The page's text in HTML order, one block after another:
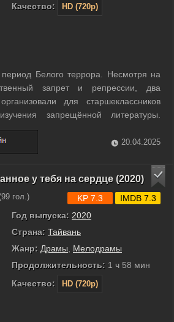
Качество:
HD (720p)
Белого террора. Несмотря на
запрет и репрессии, два
для старшеклассников
запрещённой литературы.
это известно. Вэй Чонтин, как и
клуба, подвергается жестоким
...
20.04.2025
у тебя на сердце (2020)
99 гол.)
Год выпуска: 2020
Страна: Тайвань
Жанр: Драмы
Мелодрамы
Продолжительность: 1 ч 58 мин
Качество:
HD (720p)
KP 7.3 IMDB 7.3